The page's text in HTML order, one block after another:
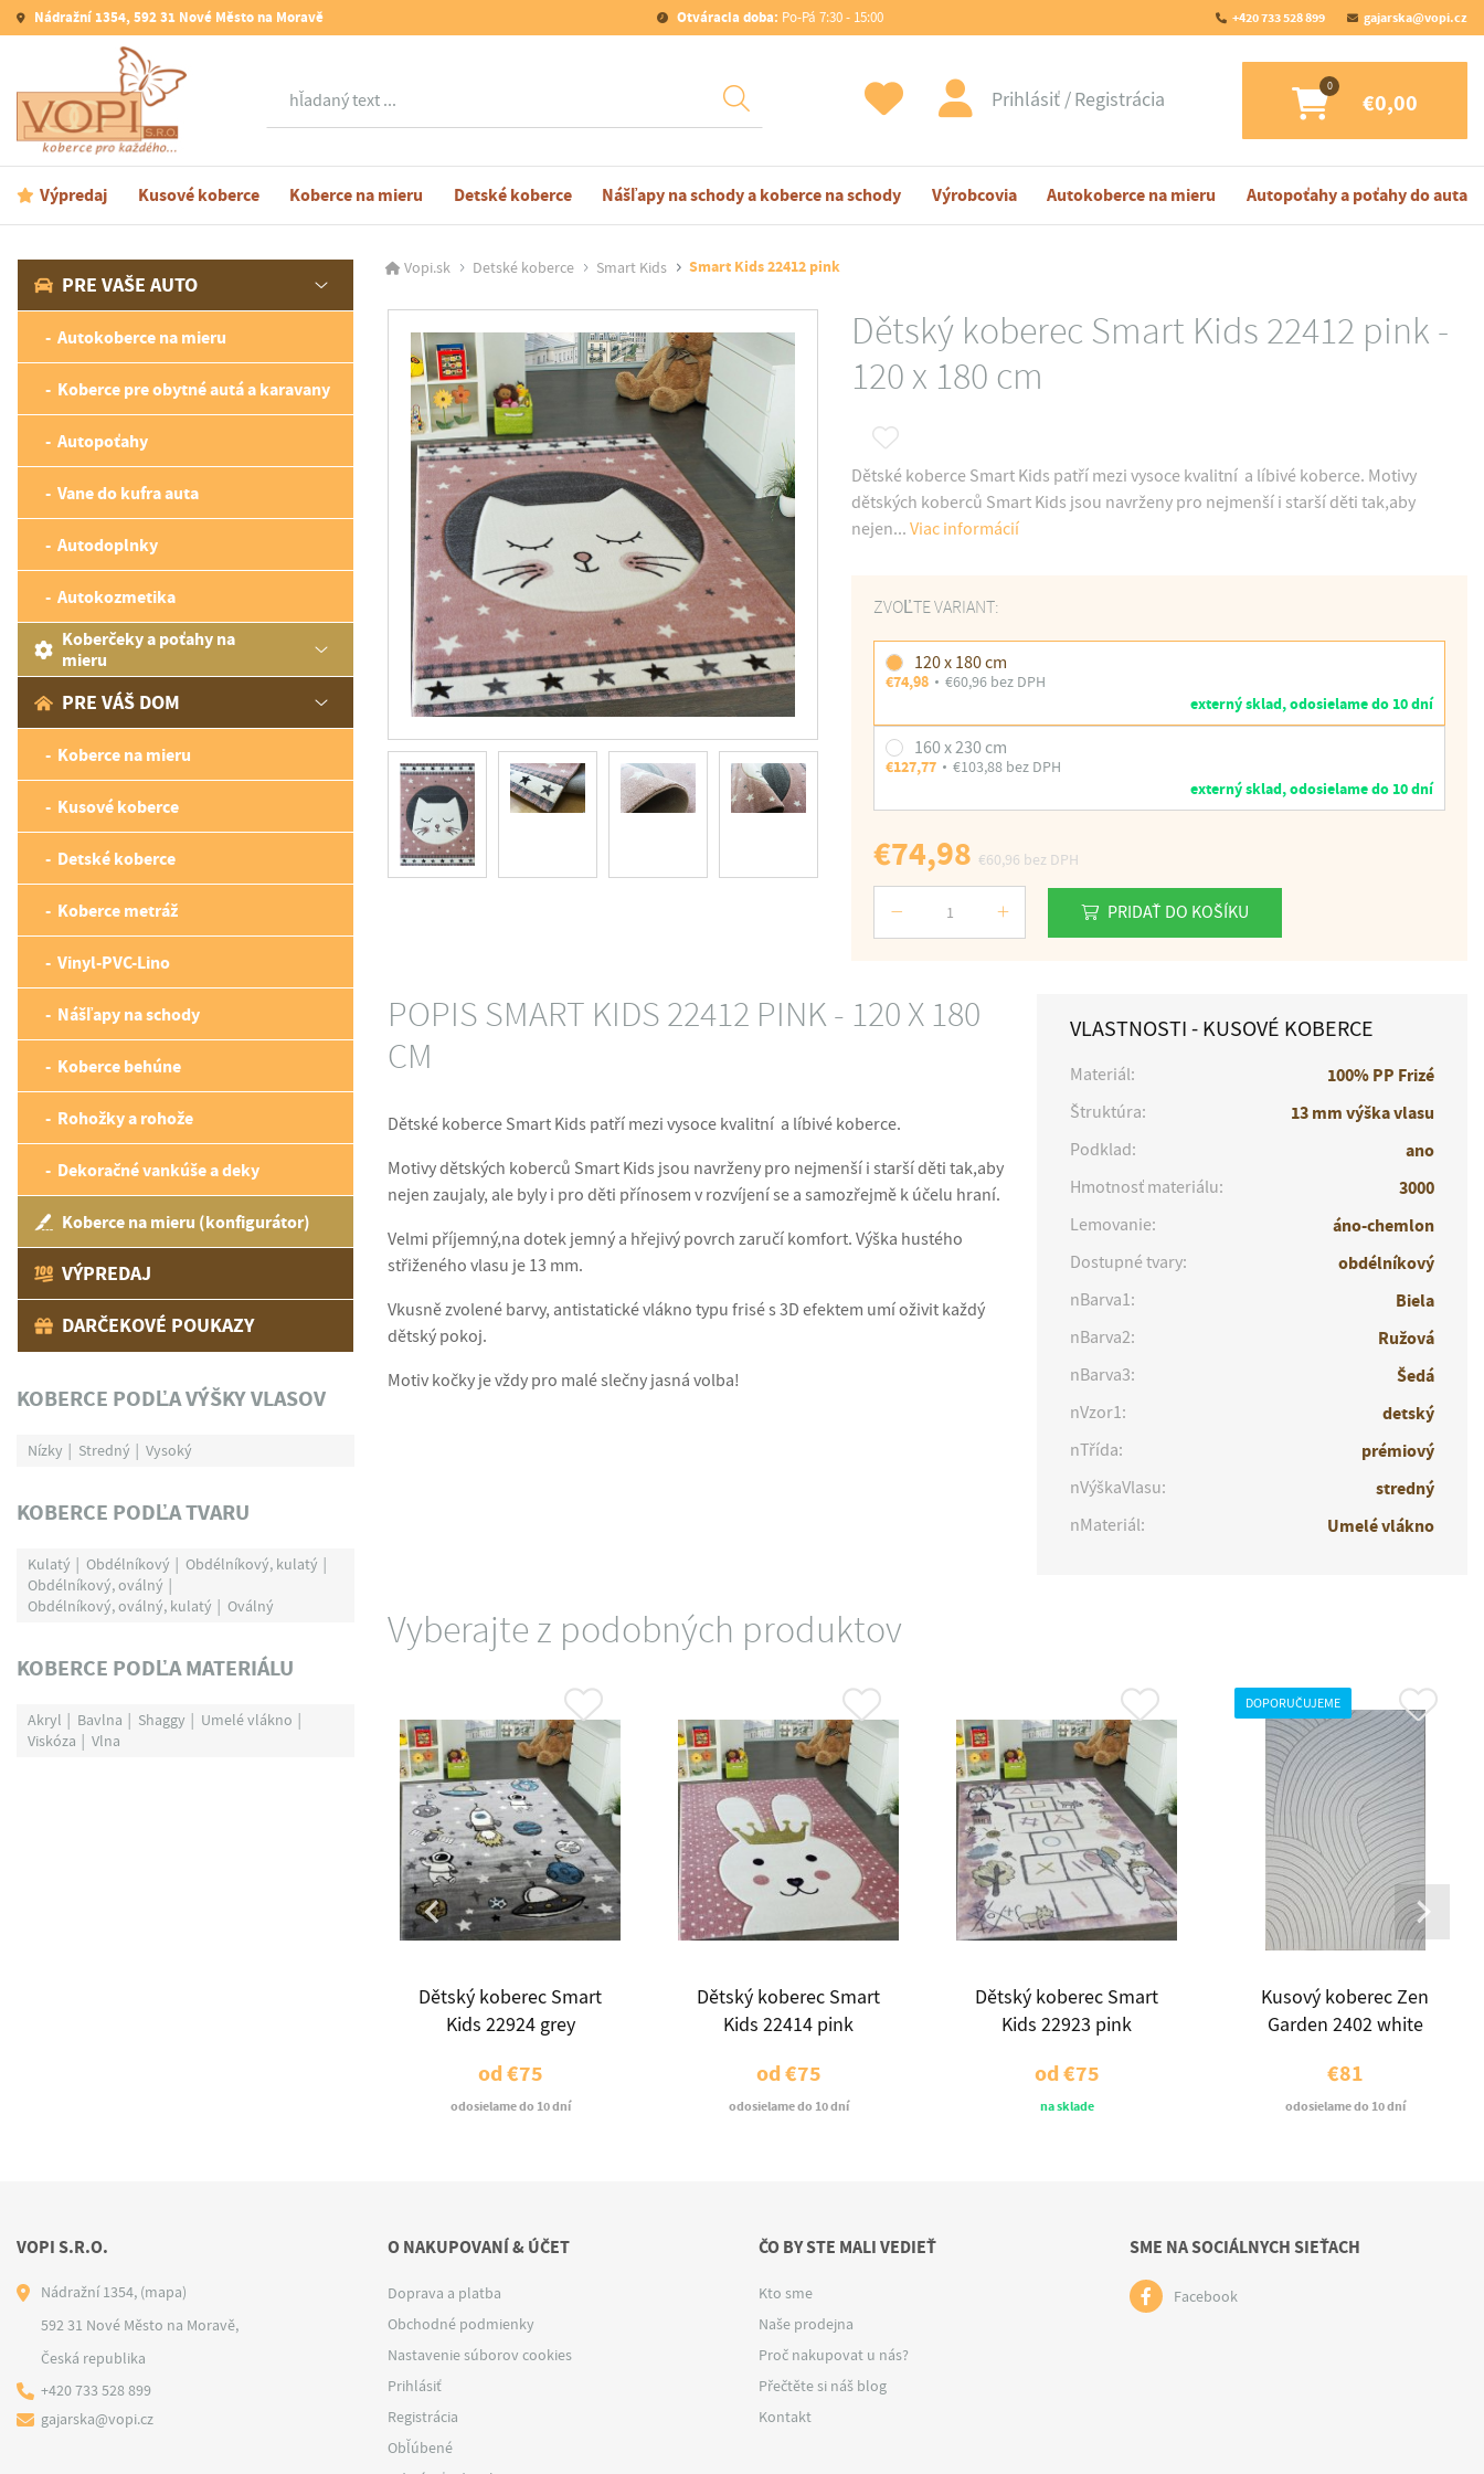
Nádražní 1354, 592 31 Nové Město na Moravě Otváracia doba: Po-Pá 7:30 - 15:00 +420 733 528 899 gajarska@vopi.cz
Hľadať
Prihlásiť Registrácia €0,00
Výpredaj Kusové koberce Koberce na mieru Detské koberce Nášľapy na schody a koberce na schody Výrobcovia Autokoberce na mieru Autopoťahy a poťahy do auta
PRE VAŠE AUTO
Autokoberce na mieru
Koberce pre obytné autá a karavany
Autopoťahy
Vane do kufra auta
Autodoplnky
Autokozmetika
Koberčeky a poťahy na
mieru
PRE VÁŠ DOM
Koberce na mieru
Kusové koberce
Detské koberce
Koberce metráž
Vinyl-PVC-Lino
Nášľapy na schody
Koberce behúne
Rohožky a rohože
Dekoračné vankúše a deky
Koberce na mieru (konfigurátor)
VÝPREDAJ
DARČEKOVÉ POUKAZY
KOBERCE PODĽA VÝŠKY VLASOV
Nízky Stredný Vysoký
KOBERCE PODĽA TVARU
Kulatý Obdélníkový
Obdélníkový, kulatý
Obdélníkový, oválný
Obdélníkový, oválný, kulatý
Oválný
KOBERCE PODĽA MATERIÁLU
Akryl Bavlna Shaggy
Umelé vlákno
Viskóza
Vlna
Vopi.sk Detské koberce Smart Kids Smart Kids 22412 pink
Dětský koberec Smart Kids 22412 pink -
120 x 180 cm
Dětské koberce Smart Kids patří mezi vysoce kvalitní a líbivé koberce. Motivy
dětských koberců Smart Kids jsou navrženy pro nejmenší i starší děti tak,aby
nejen... Viac informácií
ZVOĽTE VARIANT:
120 x 180 cm
€74,98 €60,96 bez DPH
externý sklad, odosielame do 10 dní
160 x 230 cm
€127,77 €103,88 bez DPH
externý sklad, odosielame do 10 dní
€74,98 €60,96 bez DPH
PRIDAŤ DO KOŠÍKU
POPIS SMART KIDS 22412 PINK - 120 X 180
CM
Dětské koberce Smart Kids patří mezi vysoce kvalitní a líbivé koberce.
Motivy dětských koberců Smart Kids jsou navrženy pro nejmenší i starší děti tak,aby
nejen zaujaly, ale byly i pro děti přínosem v rozvíjení se a samozřejmě k účelu hraní.
Velmi příjemný,na dotek jemný a hřejivý povrch zaručí komfort. Výška hustého
střiženého vlasu je 13 mm.
Vkusně zvolené barvy, antistatické vlákno typu frisé s 3D efektem umí oživit každý
dětský pokoj.
Motiv kočky je vždy pro malé slečny jasná volba!
VLASTNOSTI - KUSOVÉ KOBERCE
Materiál: 100% PP Frizé
Štruktúra: 13 mm výška vlasu
Podklad: ano
Hmotnosť materiálu: 3000
Lemovanie: áno-chemlon
Dostupné tvary: obdélníkový
nBarva1: Biela
nBarva2: Ružová
nBarva3: Šedá
nVzor1: detský
nTřída: prémiový
nVýškaVlasu: stredný
nMateriál: Umelé vlákno
Vyberajte z podobných produktov
Dětský koberec Smart
Kids 22924 grey
od€75
odosielame do 10 dní
Dětský koberec Smart
Kids 22414 pink
od€75
odosielame do 10 dní
Dětský koberec Smart
Kids 22923 pink
od€75
na sklade
DOPORUČUJEME
Kusový koberec Zen
Garden 2402 white
€81
odosielame do 10 dní
VOPI S.R.O.
Nádražní 1354, (mapa)
592 31 Nové Město na Moravě,
Česká republika
+420 733 528 899
gajarska@vopi.cz
O NAKUPOVANÍ & ÚČET
Doprava a platba
Obchodné podmienky
Nastavenie súborov cookies
Prihlásiť
Registrácia
Obľúbené
ČO BY STE MALI VEDIEŤ
Kto sme
Naše prodejna
Proč nakupovat u nás?
Přečtěte si náš blog
Kontakt
SME NA SOCIÁLNYCH SIEŤACH
Facebook